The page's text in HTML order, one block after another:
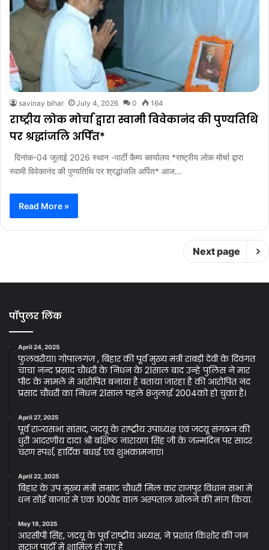
savinay bihar July 4, 2026 0 164
राष्ट्रीय लोक मोर्चा द्वारा स्वामी विवेकानंद की पुण्यतिथि
पर श्रद्धांजलि अर्पित*
दिनांक-04 जुलाई 2026 स्थान -पार्टी कैम्प कार्यालय *राष्ट्रीय लोक मोर्चा द्वारा
स्वामी विवेकानंद की पुण्यतिथि पर श्रद्धांजलि अर्पित* आज…
Read More »
Next page
पॉपुलर लिंक
April 24, 2025
फुलवरीया। गोपालगंज , बिहार की पूर्व मुख्य मंत्री राबड़ी देवी के दिवंगत
चाचा नन्द प्रसाद चौधरी के निधन के 21साल बाद उन्हे पुलिस ने मार
पीट के मामले मे आरोपित बनाया है बताया जारहा है की आरोपित नंद
प्रसाद चौधरी का निधन 21साल पहले 8जुलाई 2004को हो चुका है।
April 27, 2025
पूर्व राज्यसभा सांसद, जदयू के राष्ट्रीय उपाध्यक्ष एवं जदयू संगठन की
धुरी आदरणीय दादा श्री बशिष्ठ नारायण सिंह जी के जन्मदिन पर सादर
चरण स्पर्श, हार्दिक बधाई एवं शुभकामनाएं।
April 22, 2025
बिहार के उप मुख्य मंत्री सम्राट चौधरी मिल कर राजपुर विधान सभा मे
धन सोई बाजार मे एक 100वेड वाल अस्पताल खोलने की मांग किया.
May 18, 2025
आरसीपी सिंह, जदयू के पूर्व राष्ट्रीय अध्यक्ष, ने प्रशांत किशोर की जन
सुराज पार्टी में शामिल हो गए हैं